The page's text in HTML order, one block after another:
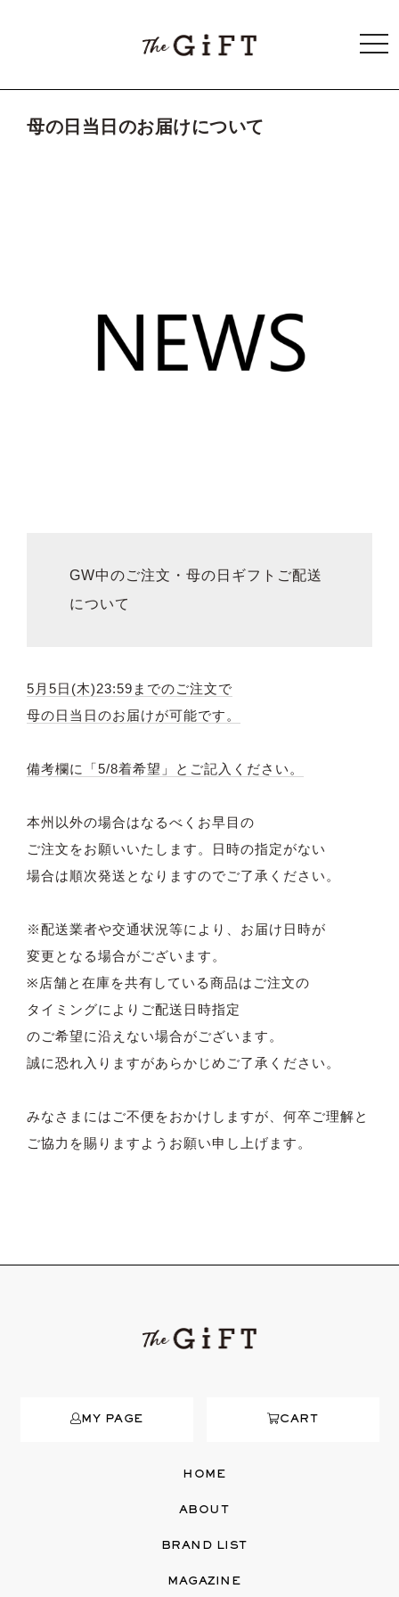
母の日当日のお届けについて
GW中のご注文・母の日ギフトご配送
について
5月5日(木)23:59までのご注文で
母の日当日のお届けが可能です。
備考欄に「5/8着希望」とご記入ください。
本州以外の場合はなるべくお早目の
ご注文をお願いいたします。日時の指定がない
場合は順次発送となりますのでご了承ください。
※配送業者や交通状況等により、お届け日時が
変更となる場合がございます。
※店舗と在庫を共有している商品はご注文の
タイミングによりご配送日時指定
のご希望に沿えない場合がございます。
誠に恐れ入りますがあらかじめご了承ください。
みなさまにはご不便をおかけしますが、何卒ご理解と
ご協力を賜りますようお願い申し上げます。
MY PAGE CART
HOME
ABOUT
BRAND LIST
MAGAZINE